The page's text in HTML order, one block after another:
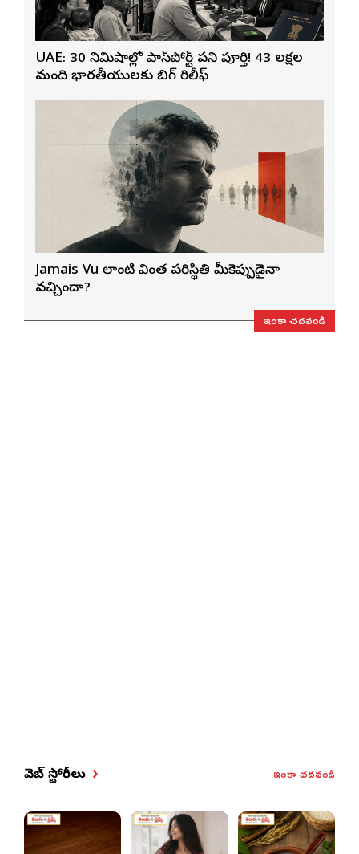
UAE: 30 నిమిషాల్లో పాస్‌పోర్ట్ పని పూర్తి! 43 లక్షల
మంది భారతీయులకు బిగ్ రిలీఫ్
Jamais Vu లాంటి వింత పరిస్థితి మీకెప్పుడైనా
వచ్చిందా?
ఇంకా చదవండి
వెబ్ స్టోరీలు ఇంకా చదవండి